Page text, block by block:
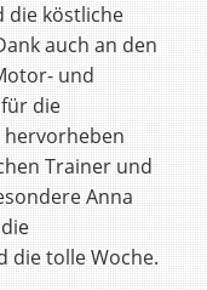
die köstliche
auch an den
und
die
hervorheben
Trainer und
Anna
die tolle Woche.